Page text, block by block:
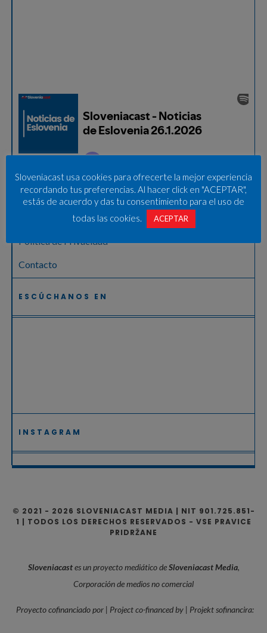
Aviso legal – Pravno obvestilo
Términos de uso
Política de Privacidad
Contacto
ESCÚCHANOS EN
INSTAGRAM
© 2021 - 2026 SLOVENIACAST MEDIA | NIT 901.725.851-
1 | TODOS LOS DERECHOS RESERVADOS - VSE PRAVICE
PRIDRŽANE
Sloveniacastes un proyecto mediático deSloveniacast Media,
Corporación de medios no comercial
Proyecto cofinanciado por | Project co-financed by | Projekt sofinancira:
Sloveniacast usa cookies para ofrecerte la mejor experiencia
recordando tus preferencias. Al hacer click en "ACEPTAR",
estás de acuerdo y das tu consentimiento para el uso de
todas las cookies.
ACEPTAR